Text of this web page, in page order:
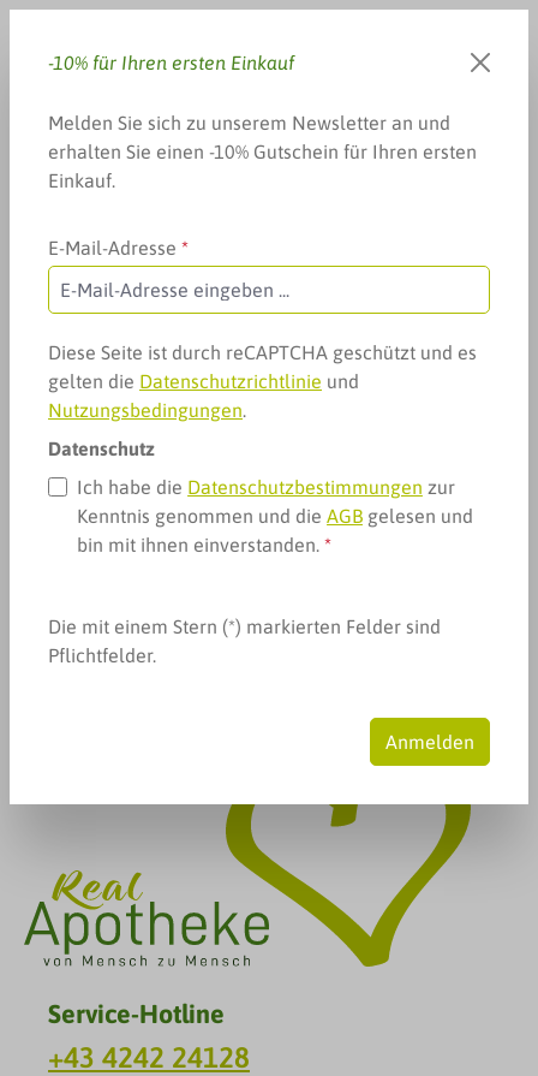
Du hast 0 Produkte auf dem
Warenkorb
Weitere Kategorien
Gerätschaften & Equipment
Indoor Cycling
Produkte filtern
Keine Produkte gefunden.
Service-Hotline
+43 4242 24128
-10% für Ihren ersten Einkauf
Melden Sie sich zu unserem Newsletter an und
erhalten Sie einen -10% Gutschein für Ihren ersten
Einkauf.
E-Mail-Adresse *
Diese Seite ist durch reCAPTCHA geschützt und es
gelten die Datenschutzrichtlinie und
Nutzungsbedingungen.
Datenschutz
Ich habe die Datenschutzbestimmungen zur
Kenntnis genommen und die AGB gelesen und
bin mit ihnen einverstanden. *
Die mit einem Stern (*) markierten Felder sind
Pflichtfelder.
Anmelden